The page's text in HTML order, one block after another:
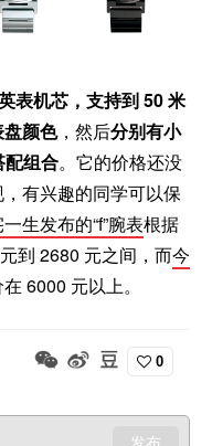
表机芯，支持到 50 米
颜色，然后分别有小
配组合。它的价格还没
有兴趣的同学可以保
生发布的“f”腕表根据
到 2680 元之间，而今
6000 元以上。
0